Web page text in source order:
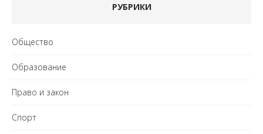
РУБРИКИ
Общество
Образование
Право и закон
Спорт